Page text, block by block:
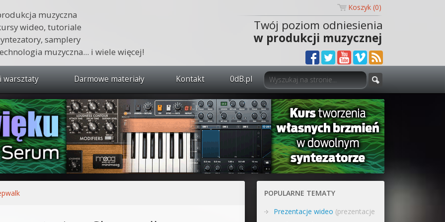
muzyczna
wideo, tutoriale
samplery
muzyczna... i wiele więcej!
Koszyk (0)
Twój poziom odniesienia
w produkcji muzycznej
warsztaty
kursy i warsztaty
🔥
muzyczna w praktyce
od podstaw
Darmowe materiały Kontakt 0dB.pl
0dB.pl - informacje
Newsletter
Materiały dla mediów
Archiwum aktualności
POPULARNE TEMATY
Prezentacje wideo (prezentacje